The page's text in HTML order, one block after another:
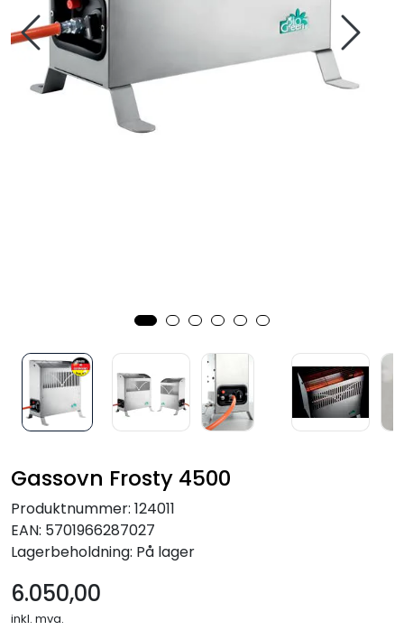
Gassovn Frosty 4500
Produktnummer: 124011
EAN: 5701966287027
Lagerbeholdning: På lager
6.050,00
inkl. mva.
Verktøy for tak
Artikler
Alle produkter